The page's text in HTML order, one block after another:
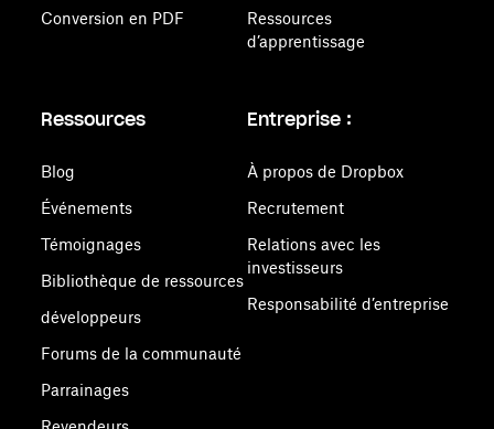
Conversion en PDF
Ressources
d’apprentissage
Ressources
Blog
Événements
Témoignages
Bibliothèque de ressources
développeurs
Forums de la communauté
Parrainages
Entreprise :
À propos de Dropbox
Recrutement
Relations avec les
investisseurs
Responsabilité d’entreprise